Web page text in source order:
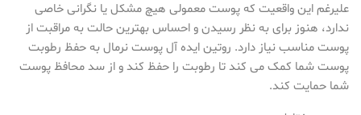
علیرغم این واقعیت که پوست معمولی هیچ مشکل یا نگرانی خاصی
ندارد، هنوز برای به نظر رسیدن و احساس بهترین حالت به مراقبت از
پوست مناسب نیاز دارد. روتین ایده آل پوست نرمال به حفظ رطوبت
پوست شما کمک می کند تا رطوبت را حفظ کند و از سد محافظ پوست
شما حمایت کند.